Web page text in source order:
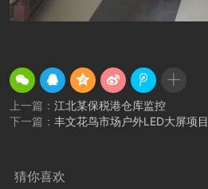
上一篇： 江北某保税港仓库监控
下一篇： 丰文花鸟市场户外LED大屏项目
猜你喜欢